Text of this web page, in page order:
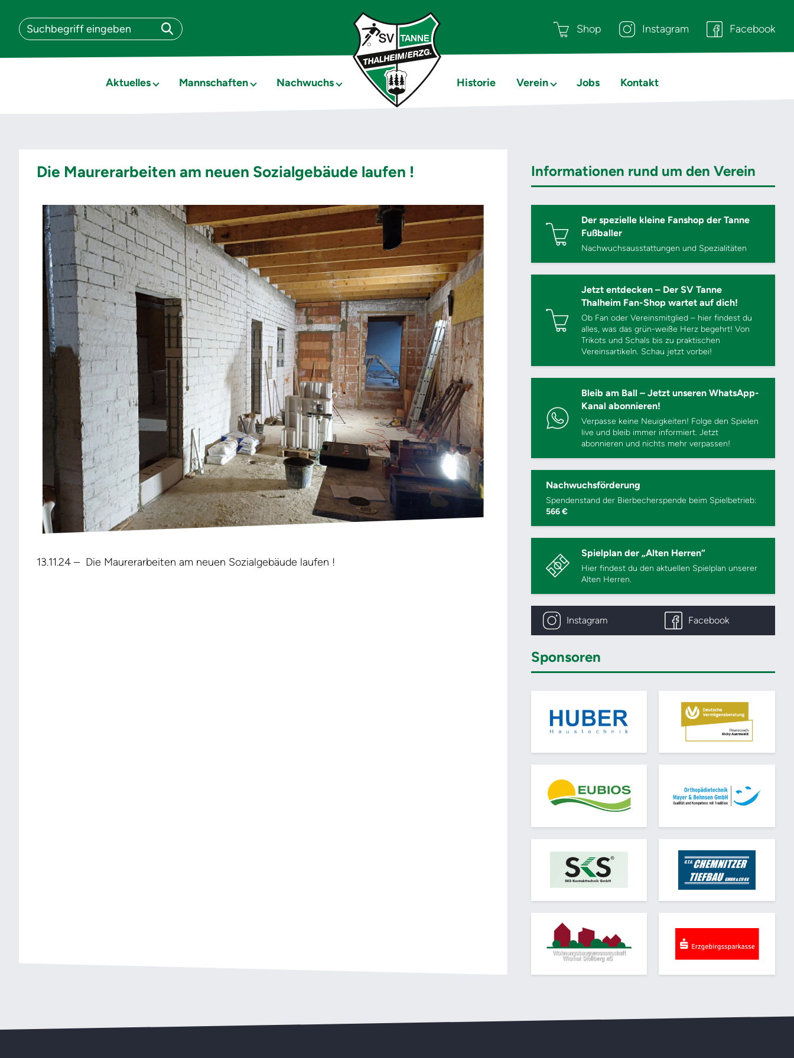
Shop Instagram Facebook
Aktuelles Mannschaften Nachwuchs Historie Verein Jobs Kontakt
Die Maurerarbeiten am neuen Sozialgebäude laufen !
13.11.24 – Die Maurerarbeiten am neuen Sozialgebäude laufen !
Informationen rund um den Verein
Der spezielle kleine Fanshop der Tanne
Fußballer
Nachwuchsausstattungen und Spezialitäten
Jetzt entdecken – Der SV Tanne
Thalheim Fan-Shop wartet auf dich!
Ob Fan oder Vereinsmitglied – hier findest du
alles, was das grün-weiße Herz begehrt! Von
Trikots und Schals bis zu praktischen
Vereinsartikeln. Schau jetzt vorbei!
Bleib am Ball – Jetzt unseren WhatsApp-
Kanal abonnieren!
Verpasse keine Neuigkeiten! Folge den Spielen
live und bleib immer informiert. Jetzt
abonnieren und nichts mehr verpassen!
Nachwuchsförderung
Spendenstand der Bierbecherspende beim Spielbetrieb:
566 €
Spielplan der „Alten Herren“
Hier findest du den aktuellen Spielplan unserer
Alten Herren.
Instagram Facebook
Sponsoren